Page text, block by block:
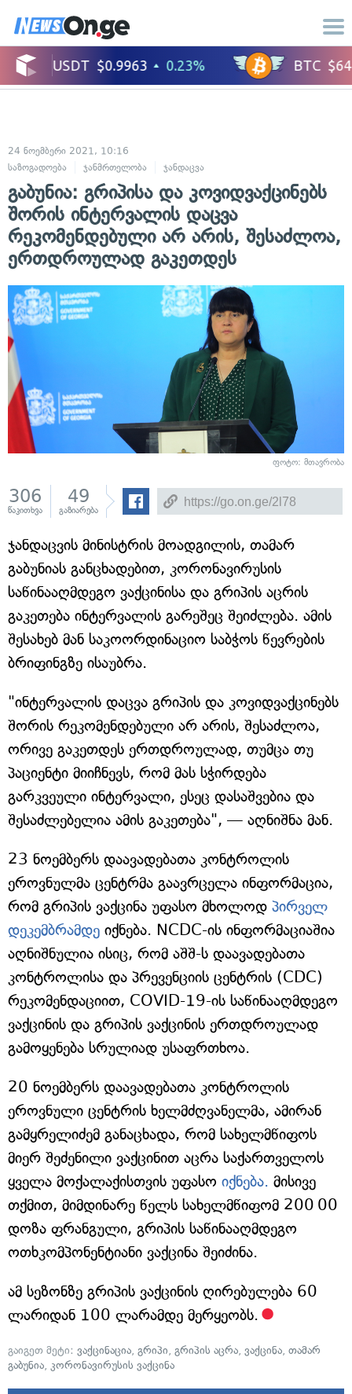
24 ნოემბერი 2021, 10:16
საზოგადოება
ჯანმრთელობა ჯანდაცვა
გაბუნია: გრიპისა და კოვიდვაქცინებს
შორის ინტერვალის დაცვა
რეკომენდებული არ არის, შესაძლოა,
ერთდროულად გაკეთდეს
ფოტო: მთავრობა
306
წაკითხვა
49
გაზიარება
ჯანდაცვის მინისტრის მოადგილის, თამარ
გაბუნიას განცხადებით, კორონავირუსის
საწინააღმდეგო ვაქცინისა და გრიპის აცრის
გაკეთება ინტერვალის გარეშეც შეიძლება. ამის
შესახებ მან საკოორდინაციო საბჭოს წევრების
ბრიფინგზე ისაუბრა.
"ინტერვალის დაცვა გრიპის და კოვიდვაქცინებს
შორის რეკომენდებული არ არის, შესაძლოა,
ორივე გაკეთდეს ერთდროულად, თუმცა თუ
პაციენტი მიიჩნევს, რომ მას სჭირდება
გარკვეული ინტერვალი, ესეც დასაშვებია და
შესაძლებელია ამის გაკეთება", — აღნიშნა მან.
23 ნოემბერს დაავადებათა კონტროლის
ეროვნულმა ცენტრმა გაავრცელა ინფორმაცია,
რომ გრიპის ვაქცინა უფასო მხოლოდ პირველ
დეკემბრამდე იქნება. NCDC-ის ინფორმაციაშია
აღნიშნულია ისიც, რომ აშშ-ს დაავადებათა
კონტროლისა და პრევენციის ცენტრის (CDC)
რეკომენდაციით, COVID-19-ის საწინააღმდეგო
ვაქცინის და გრიპის ვაქცინის ერთდროულად
გამოყენება სრულიად უსაფრთხოა.
20 ნოემბერს დაავადებათა კონტროლის
ეროვნული ცენტრის ხელმძღვანელმა, ამირან
გამყრელიძემ განაცხადა, რომ სახელმწიფოს
მიერ შეძენილი ვაქცინით აცრა საქართველოს
ყველა მოქალაქისთვის უფასო იქნება. მისივე
თქმით, მიმდინარე წელს სახელმწიფომ 200 00
დოზა ფრანგული, გრიპის საწინააღმდეგო
ოთხკომპონენტიანი ვაქცინა შეიძინა.
ამ სეზონზე გრიპის ვაქცინის ღირებულება 60
ლარიდან 100 ლარამდე მერყეობს.
გაიგეთ მეტი: ვაქცინაცია, გრიპი, გრიპის აცრა, ვაქცინა, თამარ
გაბუნია, კორონავირუსის ვაქცინა